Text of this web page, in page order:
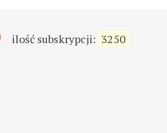
ilość subskrypcji: 3250